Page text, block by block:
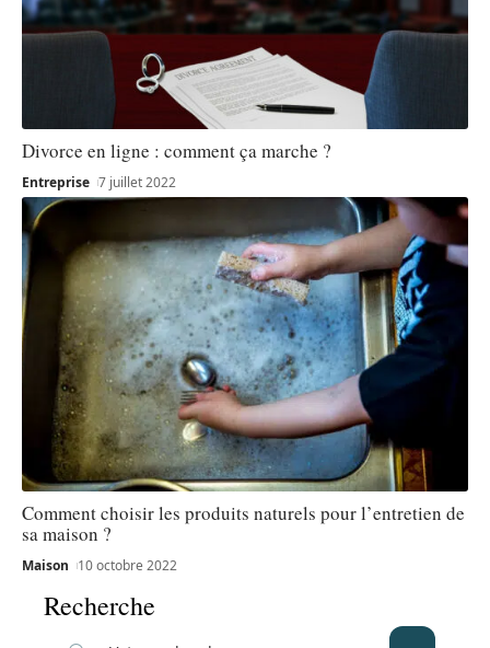
Divorce en ligne : comment ça marche ?
Entreprise 7 juillet 2022
Comment choisir les produits naturels pour l’entretien de
sa maison ?
Maison 10 octobre 2022
Recherche